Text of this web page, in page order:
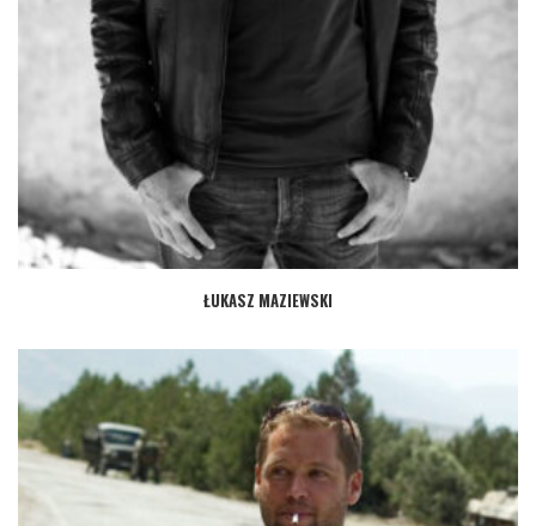
ŁUKASZ MAZIEWSKI